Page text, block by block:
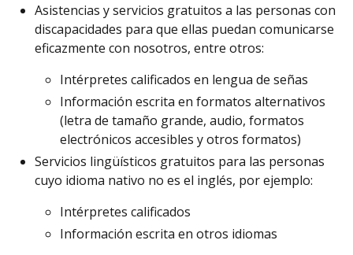
Asistencias y servicios gratuitos a las personas con
discapacidades para que ellas puedan comunicarse
eficazmente con nosotros, entre otros:
Intérpretes calificados en lengua de señas
Información escrita en formatos alternativos
(letra de tamaño grande, audio, formatos
electrónicos accesibles y otros formatos)
Servicios lingüísticos gratuitos para las personas
cuyo idioma nativo no es el inglés, por ejemplo:
Intérpretes calificados
Información escrita en otros idiomas